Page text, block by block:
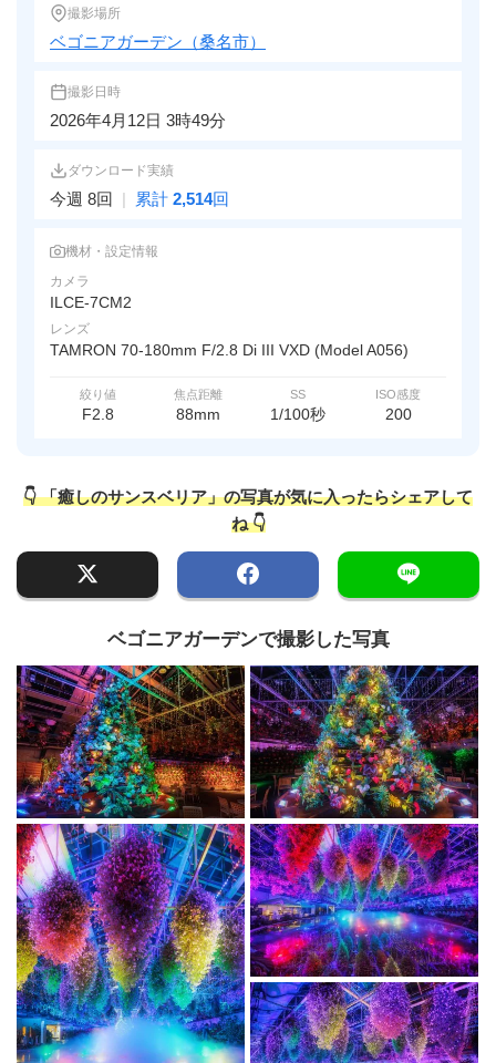
撮影場所
ベゴニアガーデン（桑名市）
撮影日時
2026年4月12日 3時49分
ダウンロード実績
今週 8回 | 累計 2,514回
機材・設定情報
カメラ
ILCE-7CM2
レンズ
TAMRON 70-180mm F/2.8 Di III VXD (Model A056)
絞り値
F2.8
焦点距離
88mm
SS
1/100秒
ISO感度
200
👇 「癒しのサンスベリア」の写真が気に入ったらシェアして
ね 👇
ベゴニアガーデンで撮影した写真